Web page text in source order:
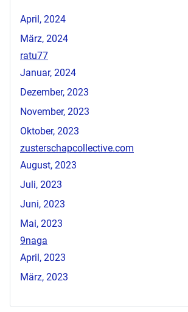
April, 2024
März, 2024
ratu77
Januar, 2024
Dezember, 2023
November, 2023
Oktober, 2023
zusterschapcollective.com
August, 2023
Juli, 2023
Juni, 2023
Mai, 2023
9naga
April, 2023
März, 2023